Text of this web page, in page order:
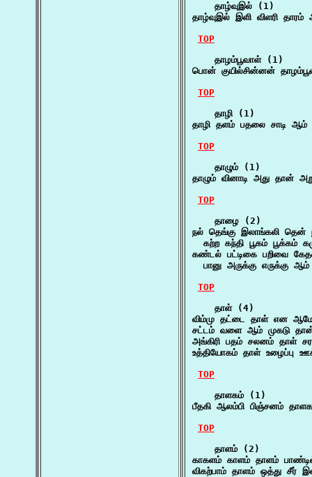
    தாழ்வுஇல் (1)
தாழ்வுஇல் இளி விளரி
TOP
    தாழம்பூவாள் (1)
பொன் குயில்சின்னன்
TOP
    தாழி (1)
தாழி தளம் பதலை சாடி
TOP
    தாழும் (1)
தாழும் வினாடி அது தான்
TOP
    தாழை (2)
நல் தெங்கு இலாங்கலி தென்
கற்ற கந்தி பூகம் பூக்கம்
கண்டல் பட்டிகை பறிவை
பானு அருக்கு எருக்கு
TOP
    தாள் (4)
விம்மு தட்டை தாள் என
சட்டம் வளை ஆம் முகடு
அங்கிரி பதம் சலனம் தாள்
உத்தியோகம் தாள் உழைப்பு
TOP
    தாளகம் (1)
பீதகி ஆலம்பி பிஞ்சனம்
TOP
    தாளம் (2)
காகளம் காளம் தாளம்
விகற்பாம் தாளம் ஒத்து சீர்